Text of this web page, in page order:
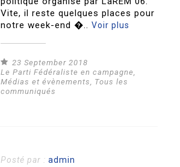
Vite, il reste quelques places pour
notre week-end �..Voir plus
23 September 2018
Le Parti Fédéraliste en campagne,
Médias et évènements, Tous les
communiqués
Posté par :admin